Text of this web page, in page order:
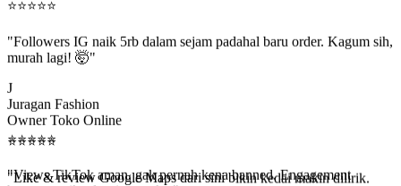
murah lagi! 🤯"
Juragan Fashion
Owner Toko Online
⭐⭐⭐⭐ ⭐
beneran naik, algoritma suka."